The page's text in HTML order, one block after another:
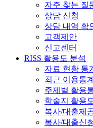
자주 찾는 질
상담 신청
상담 내역 확
고객제안
신고센터
RISS 활용도 분석
자료 현황 통
최근 이용통
주제별 활용
학술지 활용
복사/대출제
복사/대출신